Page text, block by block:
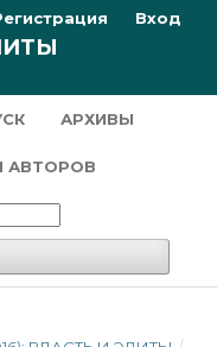
АРХИВЫ
АВТОРОВ
Вход